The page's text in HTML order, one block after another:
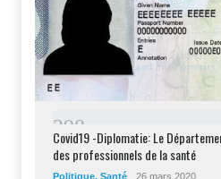
298
Covid19 -Diplomatie: Le
des professionnels de la santé
Politique, Santé 26 mars 2020